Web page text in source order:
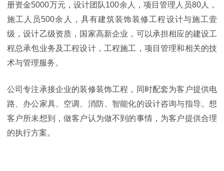
册资金5000万元，设计团队100余人，项目管理人员80人，
施工人员500余人，具有建筑装饰装修工程设计与施工壹
级，设计乙级资质，国家高新企业，可以承担相应的建设工
程总承包业务及工程设计，工程施工，项目管理和相关的技
术与管理服务。
公司专注承接企业的装修装饰工程，同时配套为客户提供电
路、办公家具、空调、消防、智能化的设计咨询与指导。想
客户所未想到，做客户认为做不到的事情，为客户提供合理
的执行方案。